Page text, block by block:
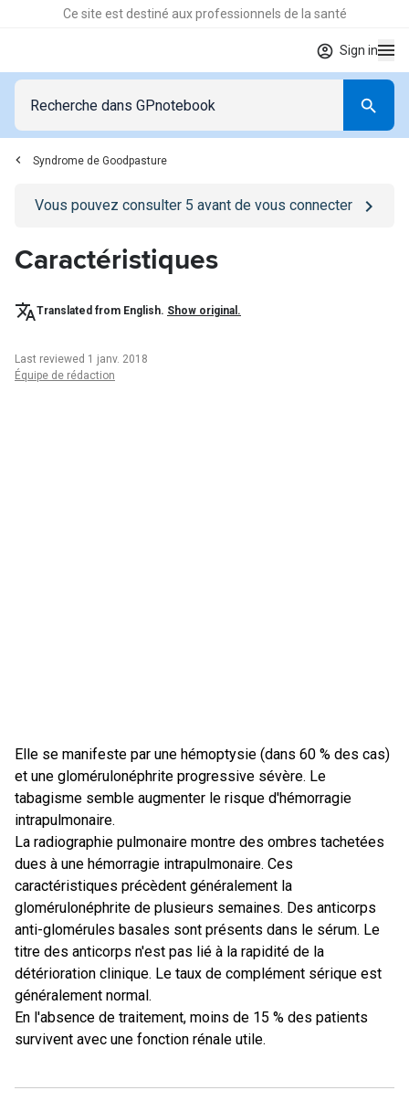
Ce site est destiné aux professionnels de la santé
Sign in
Syndrome de Goodpasture
Go to/se-connecterpage
Vous pouvez consulter 5 avant de vous connecter
Caractéristiques
Translated from English. Show original.
Last reviewed 1 janv. 2018
Équipe de rédaction
Elle se manifeste par une hémoptysie (dans 60 % des cas)
et une glomérulonéphrite progressive sévère. Le
tabagisme semble augmenter le risque d'hémorragie
intrapulmonaire.
La radiographie pulmonaire montre des ombres tachetées
dues à une hémorragie intrapulmonaire. Ces
caractéristiques précèdent généralement la
glomérulonéphrite de plusieurs semaines. Des anticorps
anti-glomérules basales sont présents dans le sérum. Le
titre des anticorps n'est pas lié à la rapidité de la
détérioration clinique. Le taux de complément sérique est
généralement normal.
En l'absence de traitement, moins de 15 % des patients
survivent avec une fonction rénale utile.